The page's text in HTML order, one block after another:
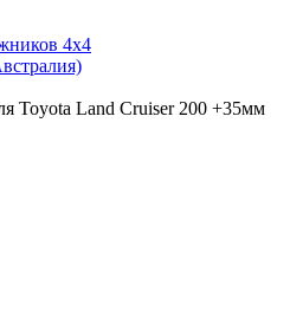
4х4
Toyota Land Cruiser 200 +35мм